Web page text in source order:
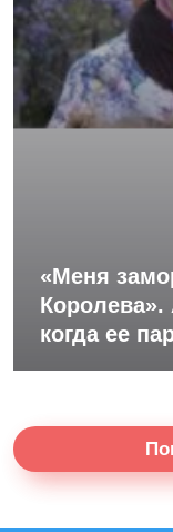
«Меня
Королева».
когда ее